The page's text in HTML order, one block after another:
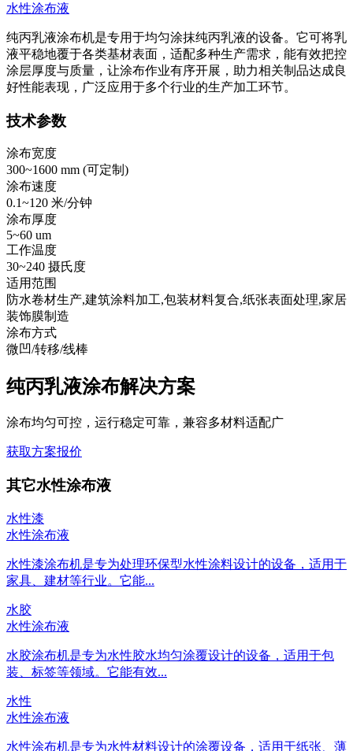
水性涂布液
纯丙乳液涂布机是专用于均匀涂抹纯丙乳液的设备。它可将乳
液平稳地覆于各类基材表面，适配多种生产需求，能有效把控
涂层厚度与质量，让涂布作业有序开展，助力相关制品达成良
好性能表现，广泛应用于多个行业的生产加工环节。
技术参数
涂布宽度
300~1600 mm (可定制 )
涂布速度
0.1~120 米/分钟
涂布厚度
5~60 um
工作温度
30~240 摄氏度
适用范围
防水卷材生产,建筑涂料加工,包装材料复合,纸张表面处理,家居
装饰膜制造
涂布方式
微凹/转移/线棒
纯丙乳液涂布解决方案
涂布均匀可控，运行稳定可靠，兼容多材料适配广
获取方案报价
其它水性涂布液
水性漆
水性涂布液
水性漆涂布机是专为处理环保型水性涂料设计的设备，适用于
家具、建材等行业。它能...
水胶
水性涂布液
水胶涂布机是专为水性胶水均匀涂覆设计的设备，适用于包
装、标签等领域。它能有效...
水性
水性涂布液
水性涂布机是专为水性材料设计的涂覆设备，适用于纸张、薄